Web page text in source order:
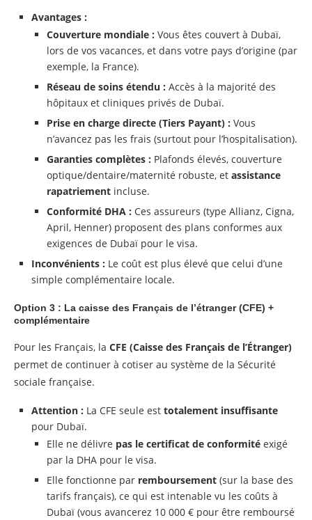
Avantages :
Couverture mondiale : Vous êtes couvert à Dubaï,
lors de vos vacances, et dans votre pays d’origine (par
exemple, la France).
Réseau de soins étendu : Accès à la majorité des
hôpitaux et cliniques privés de Dubaï.
Prise en charge directe (Tiers Payant) : Vous
n’avancez pas les frais (surtout pour l’hospitalisation).
Garanties complètes : Plafonds élevés, couverture
optique/dentaire/maternité robuste, et assistance
rapatriement incluse.
Conformité DHA : Ces assureurs (type Allianz, Cigna,
April, Henner) proposent des plans conformes aux
exigences de Dubaï pour le visa.
Inconvénients : Le coût est plus élevé que celui d’une
simple complémentaire locale.
Option 3 : La caisse des Français de l’étranger (CFE) +
complémentaire
Pour les Français, la CFE (Caisse des Français de l’Étranger)
permet de continuer à cotiser au système de la Sécurité
sociale française.
Attention : La CFE seule est totalement insuffisante
pour Dubaï.
Elle ne délivre pas le certificat de conformité exigé
par la DHA pour le visa.
Elle fonctionne par remboursement (sur la base des
tarifs français), ce qui est intenable vu les coûts à
Dubaï (vous avancerez 10 000 € pour être remboursé